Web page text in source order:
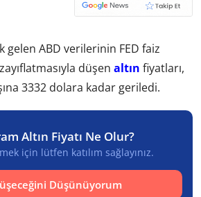
gelen ABD verilerinin FED faiz
düşen altın fiyatları,
3332 dolara kadar geriledi.
Altın Fiyatı Ne Olur?
için lütfen katılım sağlayınız.
Düşünüyorum